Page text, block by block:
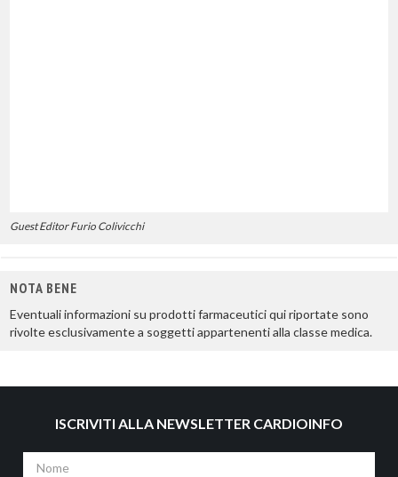
Guest Editor Furio Colivicchi
NOTA BENE
Eventuali informazioni su prodotti farmaceutici qui riportate sono
rivolte esclusivamente a soggetti appartenenti alla classe medica.
ISCRIVITI ALLA NEWSLETTER CARDIOINFO